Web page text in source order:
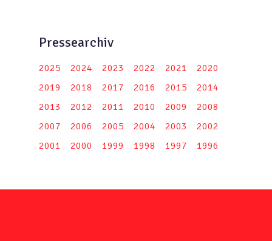
Pressearchiv
2025 2024 2023 2022 2021
2020
2019
2018 2017 2016 2015
2014
2013
2012 2011 2010 2009
2008
2007
2006 2005 2004 2003
2002
2001
2000 1999 1998 1997 1996